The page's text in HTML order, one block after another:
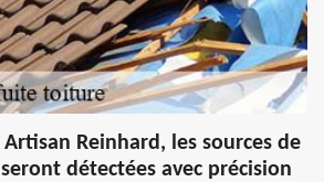
Artisan Reinhard, les sources de
détectées avec précision